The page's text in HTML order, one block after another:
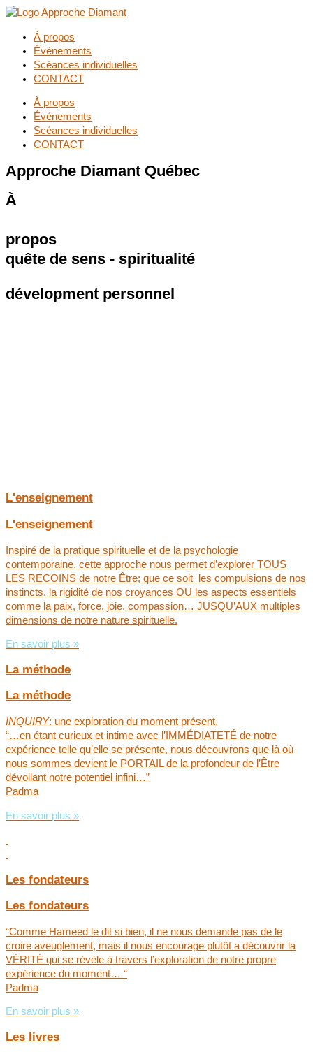
À propos
Événements
Scéances individuelles
CONTACT
À propos
Événements
Scéances individuelles
CONTACT
Approche Diamant Québec
À
propos
quête de sens - spiritualité
dévelopment personnel
L'enseignement
L'enseignement
Inspiré de la pratique spirituelle et de la psychologie
contemporaine, cette approche nous permet d’explorer TOUS
LES RECOINS de notre Être; que ce soit les compulsions de nos
instincts, la rigidité de nos croyances OU les aspects essentiels
comme la paix, force, joie, compassion… JUSQU’AUX multiples
dimensions de notre nature spirituelle.
En savoir plus »
La méthode
La méthode
INQUIRY: une exploration du moment présent.
“…en étant curieux et intime avec l’IMMÉDIATETÉ de notre
expérience telle qu’elle se présente, nous découvrons que là où
nous sommes devient le PORTAIL de la profondeur de l’Être
dévoilant notre potentiel infini…”
Padma
En savoir plus »
Les fondateurs
Les fondateurs
“Comme Hameed le dit si bien, il ne nous demande pas de le
croire aveuglement, mais il nous encourage plutôt a découvrir la
VÉRITÉ qui se révèle à travers l’exploration de notre propre
expérience du moment… “
Padma
En savoir plus »
Les livres